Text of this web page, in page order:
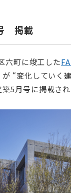
掲載
六町に竣工した
“変化していく
5月号に掲載され